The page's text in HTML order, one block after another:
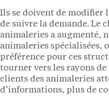
Ils se doivent de modifier
de suivre la demande. Le
animaleries a augmenté,
animaleries spécialisées,
préférence pour ces
tourner vers les rayons de
clients des animaleries
d’informations, plus de